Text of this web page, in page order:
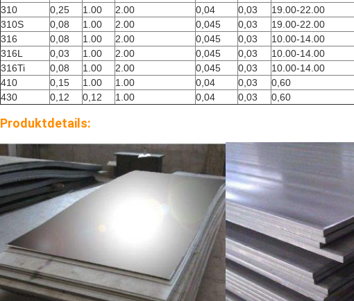
310
0,25 1.00 2.00 0,04 0,03 19.00-22.00
310S
0,08 1.00 2.00 0,045 0,03 19.00-22.00
316
0,08 1.00 2.00 0,045 0,03 10.00-14.00
316L
0,03 1.00 2.00 0,045 0,03 10.00-14.00
316Ti
0,08 1.00 2.00 0,045 0,03 10.00-14.00
410
0,15 1.00 1.00 0,04 0,03 0,60
430
0,12 0,12 1.00 0,04 0,03 0,60
Produktdetails: